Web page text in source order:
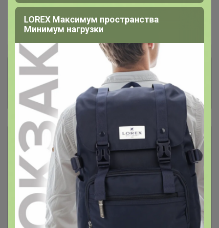
Ожидание ~ 5 дней
Пристрой
Комментарии к лотам
Отзывы участников 3.6K
Описание
Условия участия
Ключевые даты
История проведённых выкупов
LOREX Максимум пространства
Минимум нагрузки